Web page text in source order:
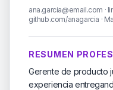
ana.garcia@email.com ·
github.com/anagarcia ·
RESUMEN
Gerente de producto
experiencia